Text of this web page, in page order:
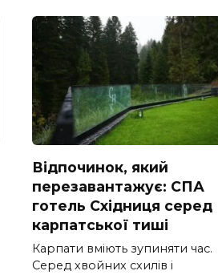
Відпочинок, який
перезавантажує: СПА
готель Східниця серед
карпатської тиші
Карпати вміють зупиняти час.
Серед хвойних схилів і